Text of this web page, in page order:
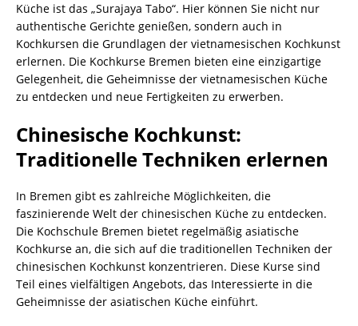
Küche ist das „Surajaya Tabo“. Hier können Sie nicht nur
authentische Gerichte genießen, sondern auch in
Kochkursen die Grundlagen der vietnamesischen Kochkunst
erlernen. Die Kochkurse Bremen bieten eine einzigartige
Gelegenheit, die Geheimnisse der vietnamesischen Küche
zu entdecken und neue Fertigkeiten zu erwerben.
Chinesische Kochkunst:
Traditionelle Techniken erlernen
In Bremen gibt es zahlreiche Möglichkeiten, die
faszinierende Welt der chinesischen Küche zu entdecken.
Die Kochschule Bremen bietet regelmäßig asiatische
Kochkurse an, die sich auf die traditionellen Techniken der
chinesischen Kochkunst konzentrieren. Diese Kurse sind
Teil eines vielfältigen Angebots, das Interessierte in die
Geheimnisse der asiatischen Küche einführt.